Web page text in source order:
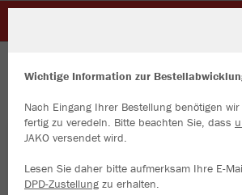
Wichtige Information zur
Nach Eingang Ihrer Bestellung benötigen wir
fertig zu veredeln. Bitte beachten Sie, dass
JAKO versendet wird.
Lesen Sie daher bitte aufmerksam Ihre E-
DPD-Zustellung zu erhalten.
Wir verwenden Cookies
Inhalte anzeigen und unsere Website
zu den Cookies findest Du in den